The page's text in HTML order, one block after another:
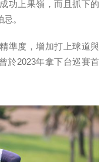
功上果嶺，而且抓下的
。
準度，增加打上球道與
於2023年拿下台巡賽首